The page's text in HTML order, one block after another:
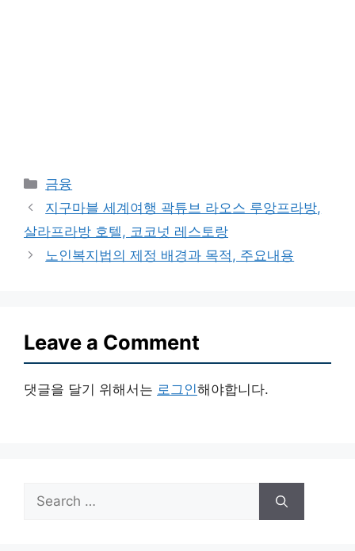
Categories
금융
지구마블 세계여행 곽튜브 라오스 루앙프라방,
살라프라방 호텔, 코코넛 레스토랑
노인복지법의 제정 배경과 목적, 주요내용
Leave a Comment
댓글을 달기 위해서는 로그인해야합니다.
Search
for: